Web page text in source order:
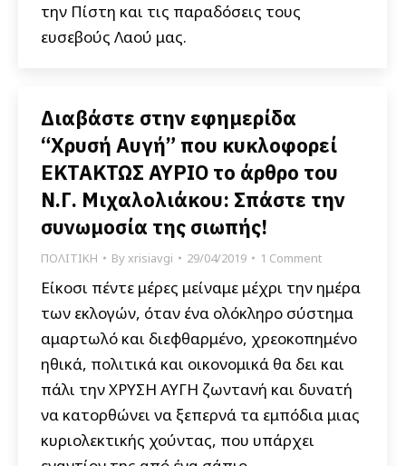
την Πίστη και τις παραδόσεις τους
ευσεβούς Λαού μας.
Διαβάστε στην εφημερίδα
“Χρυσή Αυγή” που κυκλοφορεί
ΕΚΤΑΚΤΩΣ ΑΥΡΙΟ το άρθρο του
Ν.Γ. Μιχαλολιάκου: Σπάστε την
συνωμοσία της σιωπής!
ΠΟΛΙΤΙΚΗ Byxrisiavgi 29/04/2019 1 Comment
Είκοσι πέντε μέρες μείναμε μέχρι την ημέρα
των εκλογών, όταν ένα ολόκληρο σύστημα
αμαρτωλό και διεφθαρμένο, χρεοκοπημένο
ηθικά, πολιτικά και οικονομικά θα δει και
πάλι την ΧΡΥΣΗ ΑΥΓΗ ζωντανή και δυνατή
να κατορθώνει να ξεπερνά τα εμπόδια μιας
κυριολεκτικής χούντας, που υπάρχει